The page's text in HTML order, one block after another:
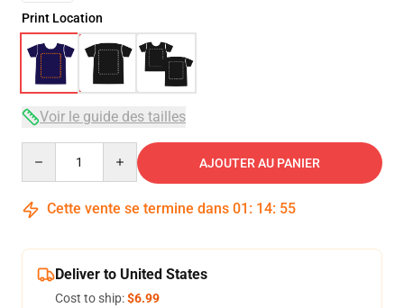
Print Location
Voir le guide des tailles
AJOUTER AU PANIER
Cette vente se termine dans 01 : 14: 54
Deliver to United States
Cost to ship:$6.99